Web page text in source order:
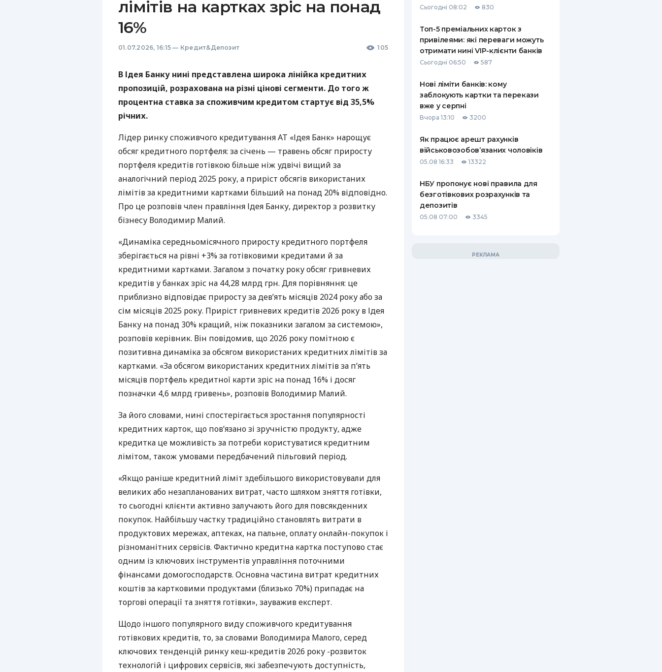
РЕЙТИНГ ДЕБЕТОВИХ
ЩОМІСЯЧНИЙ ОГЛЯД
ПУТІВНИКИ ПО
БАНКІВСЬКИХ КАРТКАХ
ВСІ СТРАХОВІ ПОЛІСИ
СТРАХОВІ КОМПАНІЇ
ВІДГУКИ ПРО СТРАХОВІ
КОМПАНІЇ
лімітів на картках зріс на понад
16%
01.07.2026, 16:15 — Кредит&Депозит 105
В Ідея Банку нині представлена широка лінійка кредитних
пропозицій, розрахована на різні цінові сегменти. До того ж
процентна ставка за споживчим кредитом стартує від 35,5%
річних.
Лідер ринку споживчого кредитування АТ «Ідея Банк» нарощує
обсяг кредитного портфеля: за січень — травень обсяг приросту
портфеля кредитів готівкою більше ніж удвічі вищий за
аналогічний період 2025 року, а приріст обсягів використаних
лімітів за кредитними картками більший на понад 20% відповідно.
Про це розповів член правління Ідея Банку, директор з розвитку
бізнесу Володимир Малий.
«Динаміка середньомісячного приросту кредитного портфеля
зберігається на рівні +3% за готівковими кредитами й за
кредитними картками. Загалом з початку року обсяг гривневих
кредитів у банках зріс на 44,28 млрд грн. Для порівняння: це
приблизно відповідає приросту за дев’ять місяців 2024 року або за
сім місяців 2025 року. Приріст гривневих кредитів 2026 року в Ідея
Банку на понад 30% кращий, ніж показники загалом за системою»,
розповів керівник. Він повідомив, що 2026 року помітною є
позитивна динаміка за обсягом використаних кредитних лімітів за
картками. «За обсягом використаних кредитних лімітів за п’ять
місяців портфель кредитної карти зріс на понад 16% і досяг
позначки 4,6 млрд гривень», розповів Володимир Малий.
За його словами, нині спостерігається зростання популярності
кредитних карток, що пов’язано зі зручністю продукту, адже
кредитка це можливість за потреби користуватися кредитним
лімітом, також умовами передбачений пільговий період.
«Якщо раніше кредитний ліміт здебільшого використовували для
великих або незапланованих витрат, часто шляхом зняття готівки,
то сьогодні клієнти активно залучають його для повсякденних
покупок. Найбільшу частку традиційно становлять витрати в
продуктових мережах, аптеках, на пальне, оплату онлайн-покупок і
різноманітних сервісів. Фактично кредитна картка поступово стає
одним із ключових інструментів управління поточними
фінансами домогосподарств. Основна частина витрат кредитних
коштів за картковими продуктами (близько 70%) припадає на
торгові операції та зняття готівки», зауважив експерт.
Щодо іншого популярного виду споживчого кредитування
готівкових кредитів, то, за словами Володимира Малого, серед
ключових тенденцій ринку кеш-кредитів 2026 року -розвиток
технологій і цифрових сервісів, які забезпечують доступність,
Сьогодні 08:02 830
Топ-5 преміальних карток з
привілеями: які переваги можуть
отримати нині VIP-клієнти банків
Сьогодні 06:50 587
Нові ліміти банків: кому
заблокують картки та перекази
вже у серпні
Вчора 13:10 3200
Як працює арешт рахунків
військовозобов’язаних чоловіків
05.08 16:33 13322
НБУ пропонує нові правила для
безготівкових розрахунків та
депозитів
05.08 07:00 3345